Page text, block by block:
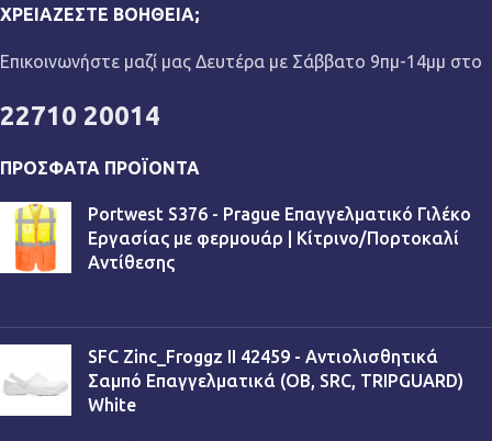
ΧΡΕΙΆΖΕΣΤΕ ΒΟΉΘΕΙΑ;
Επικοινωνήστε μαζί μας Δευτέρα με Σάββατο 9πμ-14μμ στο
22710 20014
ΠΡΌΣΦΑΤΑ ΠΡΟΪΌΝΤΑ
Portwest S376 - Prague Επαγγελματικό Γιλέκο
Εργασίας με φερμουάρ | Κίτρινο/Πορτοκαλί
Αντίθεσης
SFC Zinc_Froggz II 42459 - Αντιολισθητικά
Σαμπό Επαγγελματικά (OB, SRC, TRIPGUARD)
White